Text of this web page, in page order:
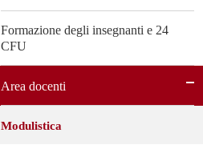
Formazione degli insegnanti e 24
CFU
Area docenti
Modulistica